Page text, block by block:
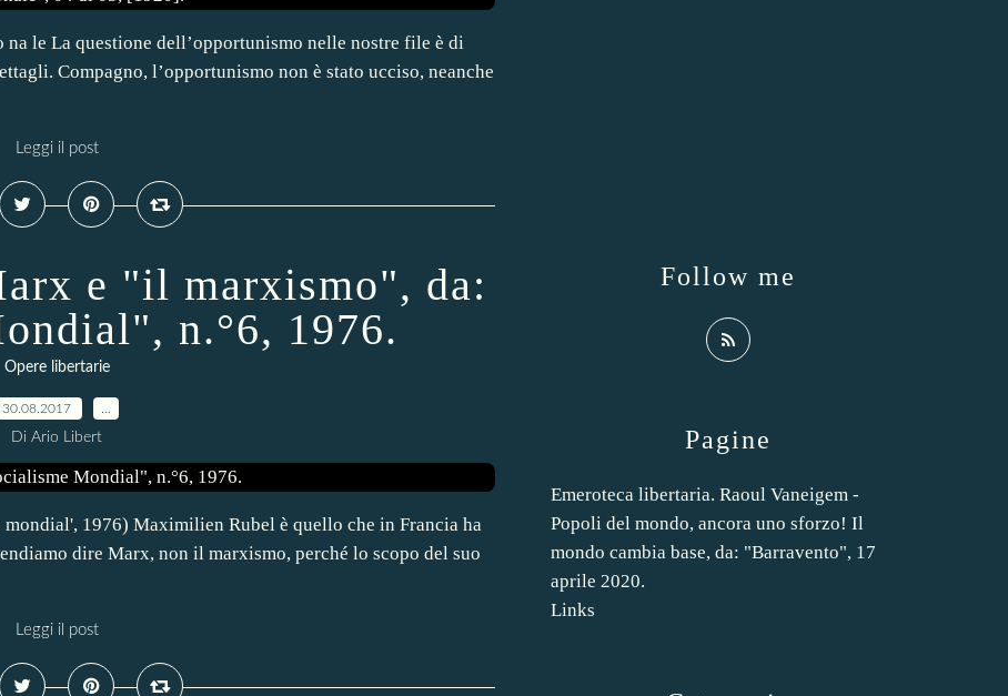
le La questione dell’opportunismo nelle nostre file è di
Compagno, l’opportunismo non è stato ucciso, neanche
Leggi il post
e "il marxismo", da:
n.°6, 1976.
Opere libertarie
30.08.2017
Di Ario Libert
1976) Maximilien Rubel è quello che in Francia ha
dire Marx, non il marxismo, perché lo scopo del suo
Leggi il post
Pagine
Emeroteca libertaria. Raoul Vaneigem -
Popoli del mondo, ancora uno sforzo! Il
mondo cambia base, da: "Barravento", 17
aprile 2020.
Links
Follow me